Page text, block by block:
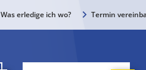
Was erledige ich wo? Termin